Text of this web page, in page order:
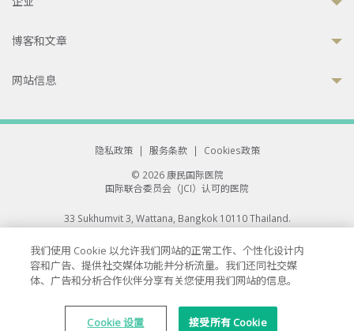
博客和文章
网站信息
隐私政策 | 服务条款 |
Cookies政策
© 2026 康民国际医院
国际联合委员会（JCI）认可的医院
33 Sukhumvit 3, Wattana, Bangkok 10110 Thailand.
All rights reserved.
我们使用 Cookie 以允许我们网站的正常工作、个性化设计内
容和广告、提供社交媒体功能并分析流量。我们还同社交媒
体、广告和分析合作伙伴分享有关您使用我们网站的信息。
Cookie 设置 接受所有 Cookie